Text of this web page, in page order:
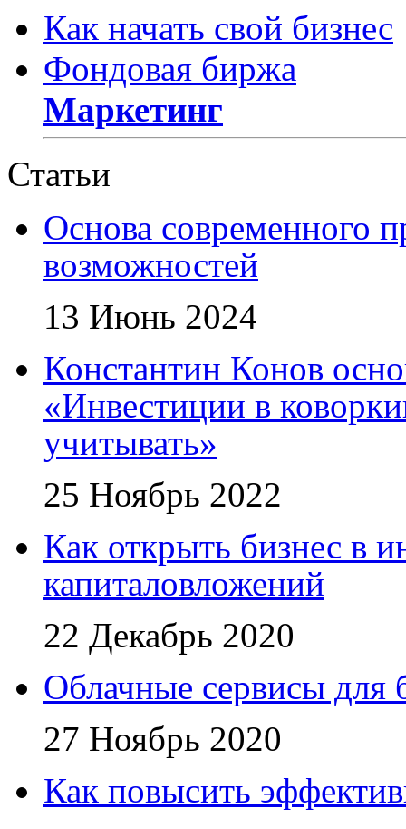
Как начать свой бизнес
Фондовая биржа
Маркетинг
Статьи
Основа современного
возможностей
13 Июнь 2024
Константин Конов
«Инвестиции в
учитывать»
25 Ноябрь 2022
Как открыть бизнес в
капиталовложений
22 Декабрь 2020
Облачные сервисы для
27 Ноябрь 2020
Как повысить